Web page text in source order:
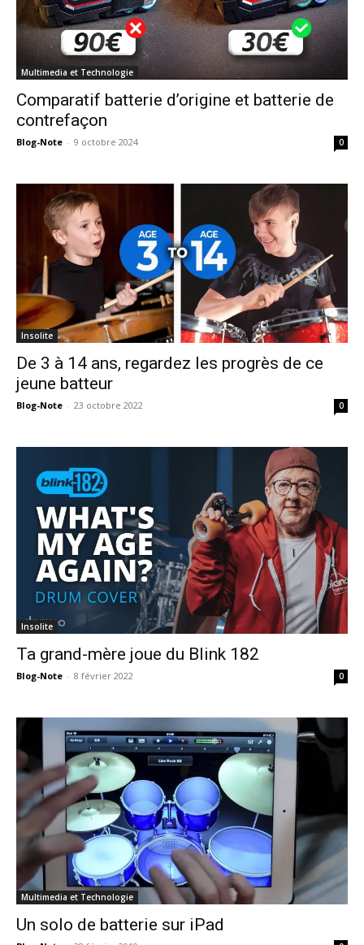
Multimedia et Technologie
Comparatif batterie d’origine et batterie de
contrefaçon
Blog-Note - 9 octobre 2024 0
Insolite
De 3 à 14 ans, regardez les progrès de ce
jeune batteur
Blog-Note - 23 octobre 2022 0
Insolite
Ta grand-mère joue du Blink 182
Blog-Note - 8 février 2022 0
Multimedia et Technologie
Un solo de batterie sur iPad